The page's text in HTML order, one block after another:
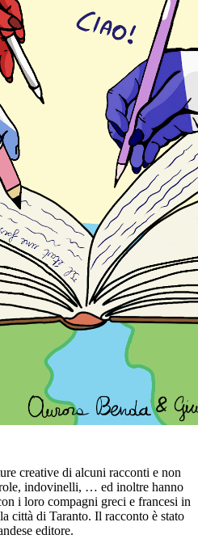
creative di alcuni racconti e non
indovinelli, … ed inoltre hanno
i loro compagni greci e francesi in
città di Taranto. Il racconto è stato
editore.